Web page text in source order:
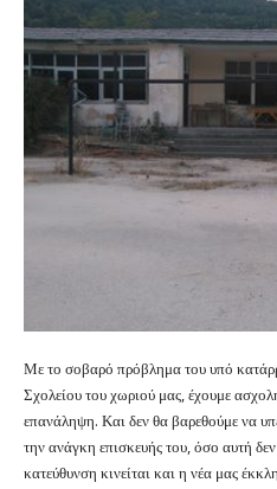
Με το σοβαρό πρόβλημα του υπό
Σχολείου του χωριού μας, έχουμε
επανάληψη. Και δεν θα βαρεθούμε να
την ανάγκη επισκευής του, όσο αυτή
κατεύθυνση κινείται και η νέα μας